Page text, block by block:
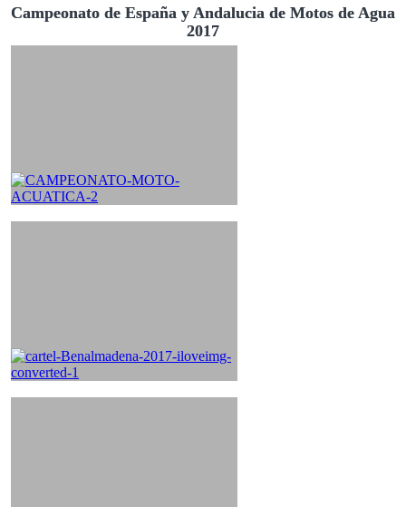
Campeonato de España y Andalucia de Motos de Agua
2017